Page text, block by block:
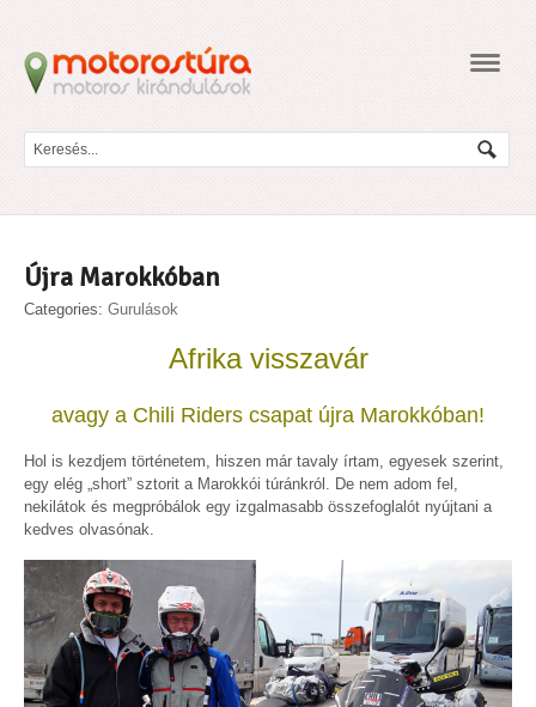
Újra Marokkóban
Categories: Gurulások
Afrika visszavár
avagy a Chili Riders csapat újra Marokkóban!
Hol is kezdjem történetem, hiszen már tavaly írtam, egyesek szerint,
egy elég „short” sztorit a Marokkói túránkról. De nem adom fel,
nekilátok és megpróbálok egy izgalmasabb összefoglalót nyújtani a
kedves olvasónak.